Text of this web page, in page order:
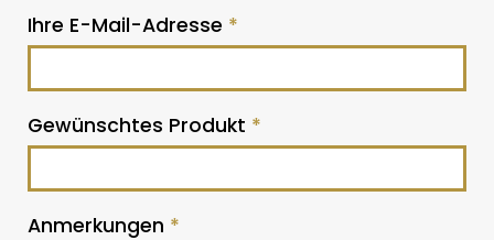
Ihre E-Mail-Adresse *
Gewünschtes Produkt *
Anmerkungen *